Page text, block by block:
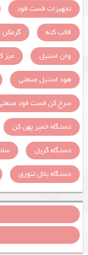
تجهیزات فست فود
قالب کته
گرمکن
وان استیل
میز
هود استیل صنعتی
سرخ کن فست فود
دستگاه خمیر پهن کن
دستگاه گریل
دستگاه بلال تنوری